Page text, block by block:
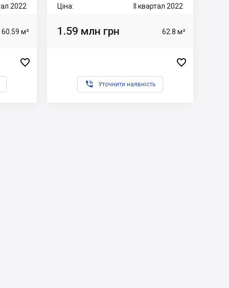
2022
60.59 м²

Ціна: II квартал 2022
1.59 млн грн 62.8 м²

 Уточнити наявність